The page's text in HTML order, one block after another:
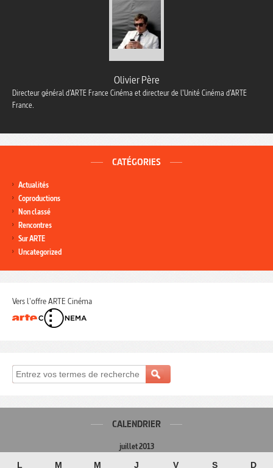
Olivier Père
Directeur général d’ARTE France Cinéma et directeur de l’Unité Cinéma d’ARTE
France.
CATÉGORIES
Actualités
Coproductions
Non classé
Rencontres
Sur ARTE
Uncategorized
Vers l'offre ARTE Cinéma
CALENDRIER
juillet 2013
L M M J V S D